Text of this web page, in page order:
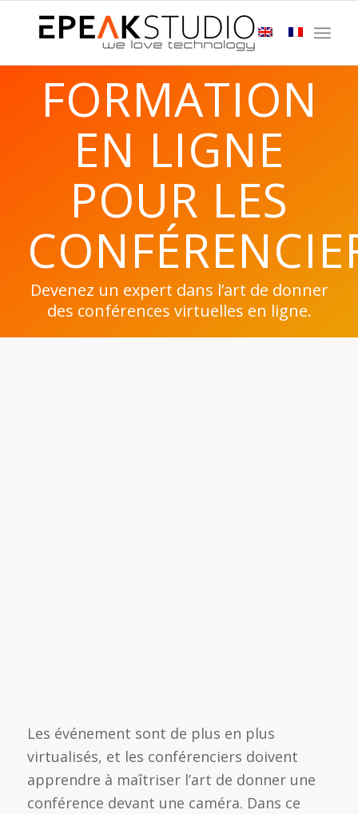
FORMATION
EN LIGNE
POUR LES
Devenez un expert dans l’art de donner
des conférences virtuelles en ligne.
Les événement sont de plus en plus
virtualisés, et les conférenciers doivent
apprendre à maîtriser l’art de donner une
conférence devant une caméra. Dans ce